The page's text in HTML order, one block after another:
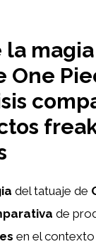
la
One
del tatuaje de
de
en el